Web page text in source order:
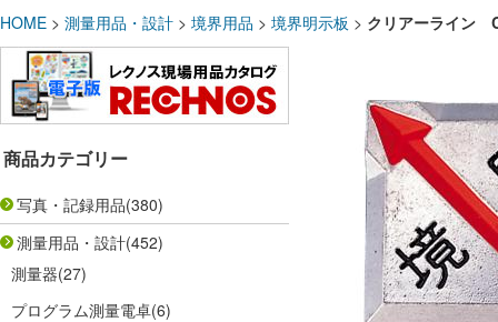
HOME > 測量用品・設計 > 境界用品 > 境界明示板 > クリアーライ
商品カテゴリー
写真・記録用品(380)
測量用品・設計(452)
測量器(27)
プログラム測量電卓(6)